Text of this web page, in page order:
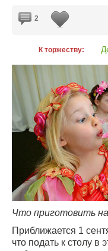
2
К торжеству:
Что приготовить
Приближается 1
что подать к столу в